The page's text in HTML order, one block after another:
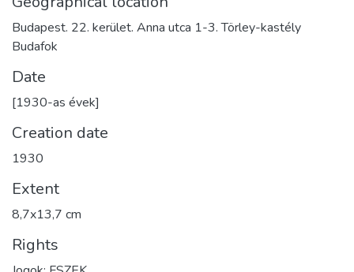
Budapest. 22. kerület. Anna utca 1-3. Törley-kastély
Budafok
Date
[1930-as évek]
Creation date
1930
Extent
8,7x13,7 cm
Rights